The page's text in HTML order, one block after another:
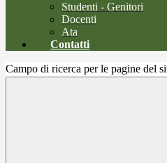
Studenti - Genitori
Docenti
Ata
Contatti
Campo di ricerca per le pagine del